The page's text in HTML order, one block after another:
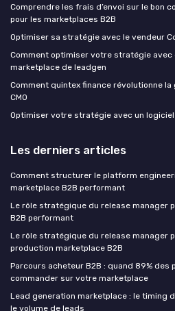
Comprendre les frais d’envoi sur le bon
pour les marketplaces B2B
Optimiser sa stratégie avec le vendeur
Comment optimiser votre stratégie avec
marketplace de leadgen
Comment quintex finance révolutionne
CMO
Optimiser votre stratégie avec un
Les derniers articles
Comment structurer le platform
marketplace B2B performant
Le rôle stratégique du release manager
B2B performant
Le rôle stratégique du release manager
production marketplace B2B
Parcours acheteur B2B : quand 89% des
commander sur votre marketplace
Lead generation marketplace : le timing
le volume de leads